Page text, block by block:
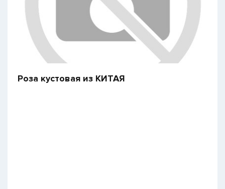
Роза кустовая из КИТАЯ